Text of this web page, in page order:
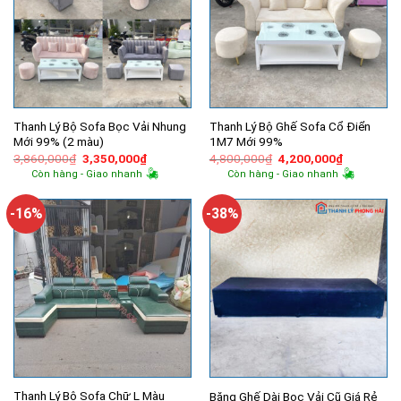
Thanh Lý Bộ Sofa Bọc Vải Nhung
Mới 99% (2 màu)
3,860,000₫ Giá
gốc
là:
3,350,000₫Giá
hiện
tại
3,350,000₫.
Còn hàng - Giao nhanh
Thanh Lý Bộ Ghế Sofa Cổ Điển
1M7 Mới 99%
4,800,000₫ Giá
gốc
là:
4,200,000₫Giá
hiện
tại
Còn hàng - Giao nhanh
-16%
Thanh Lý Bộ Sofa Chữ L Màu
-38%
Băng Ghế Dài Bọc Vải Cũ Giá Rẻ